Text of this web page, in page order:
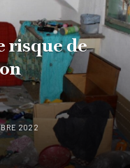
risque de
2022